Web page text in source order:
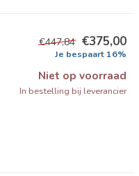
€447,84 €375,00
Je bespaart 16%
Niet op voorraad
In bestelling bij leverancier